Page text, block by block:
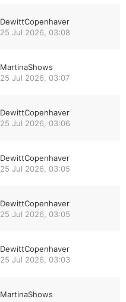
DewittCopenhaver
25 Jul 2026, 03:08
MartinaShows
25 Jul 2026, 03:07
DewittCopenhaver
25 Jul 2026, 03:06
DewittCopenhaver
25 Jul 2026, 03:05
DewittCopenhaver
25 Jul 2026, 03:05
DewittCopenhaver
25 Jul 2026, 03:03
MartinaShows